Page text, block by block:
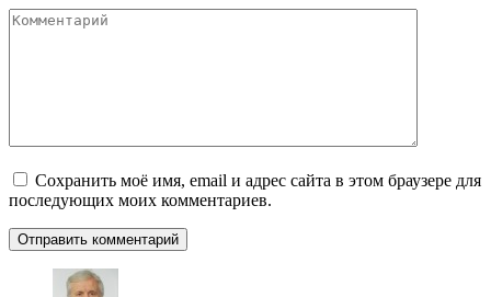
Комментарий
Сохранить моё имя, email и адрес сайта в этом браузере для
последующих моих комментариев.